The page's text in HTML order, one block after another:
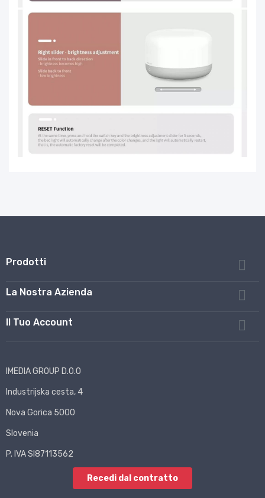
Prodotti 
La Nostra Azienda 
Il Tuo Account 
IMEDIA GROUP D.O.O
Industrijska cesta, 4
Nova Gorica 5000
Slovenia
P. IVA SI87113562
Recedi dal contratto